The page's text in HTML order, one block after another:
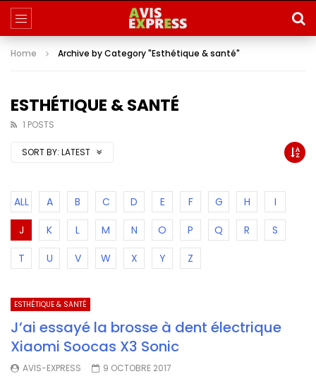
Home Archive by Category "Esthétique & santé"
ESTHÉTIQUE & SANTÉ
1 POSTS
SORT BY: LATEST
ALL A B C D E F G H
I
J
K L M N O P Q R
S
T
U V W X Y Z
ESTHÉTIQUE & SANTÉ
J’ai essayé la brosse à dent électrique
Xiaomi Soocas X3 Sonic
AVIS-EXPRESS 9 OCTOBRE 2017